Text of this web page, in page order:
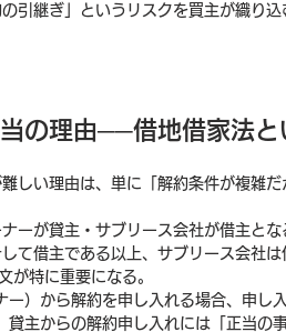
継ぎ」というリスクを買主が織り込
の理由──借地借家法と
い理由は、単に「解約条件が複雑だ
が貸主・サブリース会社が借主とな
て借主である以上、サブリース会社は
特に重要になる。
）から解約を申し入れる場合、申し
主からの解約申し入れには「正当の